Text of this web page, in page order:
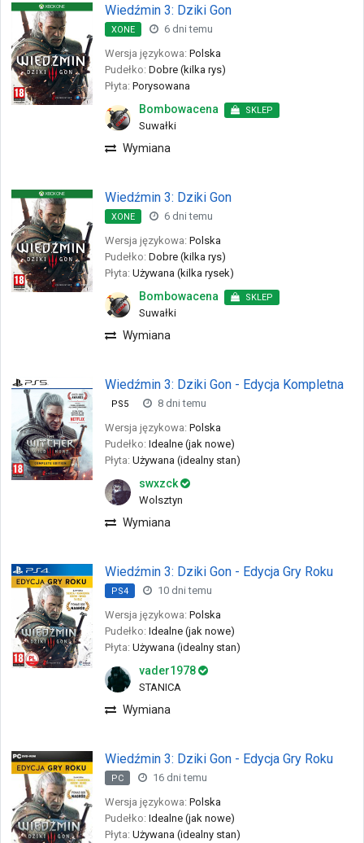
Wiedźmin 3: Dziki Gon
XONE
6 dni temu
Wersja językowa: Polska
Pudełko: Dobre (kilka rys)
Płyta: Porysowana
Bombowacena SKLEP
Suwałki
Wymiana
Wiedźmin 3: Dziki Gon
XONE
6 dni temu
Wersja językowa: Polska
Pudełko: Dobre (kilka rys)
Płyta: Używana (kilka rysek)
Bombowacena SKLEP
Suwałki
Wymiana
Wiedźmin 3: Dziki Gon - Edycja Kompletna
PS5
8 dni temu
Wersja językowa: Polska
Pudełko: Idealne (jak nowe)
Płyta: Używana (idealny stan)
swxzck
Wolsztyn
Wymiana
Wiedźmin 3: Dziki Gon - Edycja Gry Roku
PS4
10 dni temu
Wersja językowa: Polska
Pudełko: Idealne (jak nowe)
Płyta: Używana (idealny stan)
vader1978
STANICA
Wymiana
Wiedźmin 3: Dziki Gon - Edycja Gry Roku
PC
16 dni temu
Wersja językowa: Polska
Pudełko: Idealne (jak nowe)
Płyta: Używana (idealny stan)